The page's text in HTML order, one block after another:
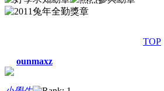
TOP
ounmaxz